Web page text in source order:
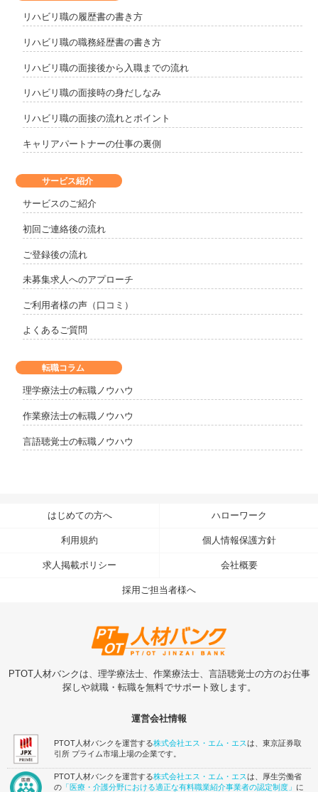
サービス紹介
サービスのご紹介
初回ご連絡後の流れ
ご登録後の流れ
未募集求人へのアプローチ
ご利用者様の声（口コミ）
よくあるご質問
リハビリ職の履歴書の書き方
リハビリ職の職務経歴書の書き方
リハビリ職の面接後から入職までの流れ
リハビリ職の面接時の身だしなみ
リハビリ職の面接の流れとポイント
キャリアパートナーの仕事の裏側
転職コラム
理学療法士の転職ノウハウ
作業療法士の転職ノウハウ
言語聴覚士の転職ノウハウ
はじめての方へ ハローワーク
利用規約 個人情報保護方針
求人掲載ポリシー 会社概要
採用ご担当者様へ
PTOT人材バンクは、理学療法士、作業療法士、言語聴覚士の方のお仕事
探しや就職・転職を無料でサポート致します。
運営会社情報
PTOT人材バンクを運営する株式会社エス・エム・エスは、東京証券取
引所 プライム市場上場の企業です。
PTOT人材バンクを運営する株式会社エス・エム・エスは、厚生労働省
の 「医療・介護分野における適正な有料職業紹介事業者の認定制度」 に